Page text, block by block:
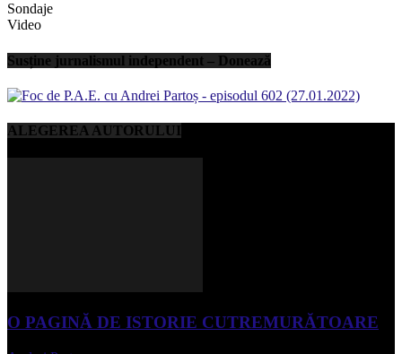
Sondaje
Video
Susține jurnalismul independent – Donează
ALEGEREA AUTORULUI
O PAGINĂ DE ISTORIE CUTREMURĂTOARE